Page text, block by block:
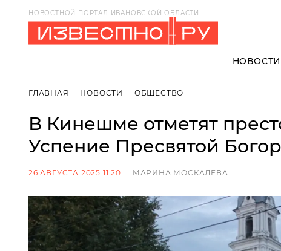
НОВОСТНОЙ ПОРТАЛ ИВАНОВСКОЙ ОБЛАСТИ
НОВОСТИ
ГЛАВНАЯ НОВОСТИ ОБЩЕСТВО
В Кинешме отметят
Успение Пресвятой
26 АВГУСТА 2025 11:20 МАРИНА МОСКАЛЕВА